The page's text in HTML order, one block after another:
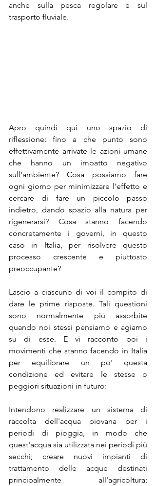
anche sulla pesca regolare e sul
trasporto fluviale.
Apro quindi qui uno spazio di
riflessione: fino a che punto sono
effettivamente arrivate le azioni umane
che hanno un impatto negativo
sull'ambiente? Cosa possiamo fare
ogni giorno per minimizzare l’effetto e
cercare di fare un piccolo passo
indietro, dando spazio alla natura per
rigenerarsi? Cosa stanno facendo
concretamente i governi, in questo
caso in Italia, per risolvere questo
processo crescente e piuttosto
preoccupante?
Lascio a ciascuno di voi il compito di
dare le prime risposte. Tali questioni
sono normalmente più assorbite
quando noi stessi pensiamo e agiamo
su di esse. E vi racconto poi i
movimenti che stanno facendo in Italia
per equilibrare un po' questa
condizione ed evitare le stesse o
peggiori situazioni in futuro:
Intendono realizzare un sistema di
raccolta dell'acqua piovana per i
periodi di pioggia, in modo che
quest'acqua sia utilizzata nei periodi più
secchi; creare nuovi impianti di
trattamento delle acque destinati
principalmente all'agricoltura;